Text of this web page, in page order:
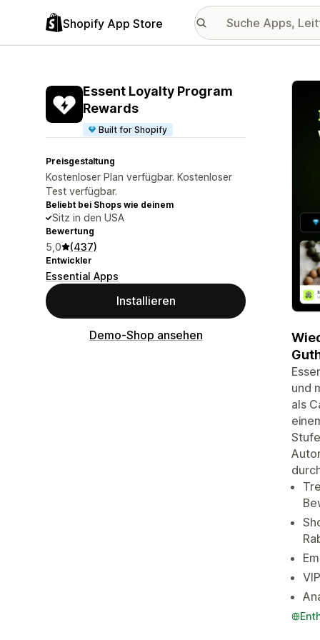
Shopify App Store
Essent Loyalty Program
Rewards
Built for Shopify
Preisgestaltung
Kostenloser Plan verfügbar. Kostenloser
Test verfügbar.
Beliebt bei Shops wie deinem
Sitz in den USA
Bewertung
5,0 (437)
Entwickler
Essential Apps
Installieren
Demo-Shop ansehen
und
als